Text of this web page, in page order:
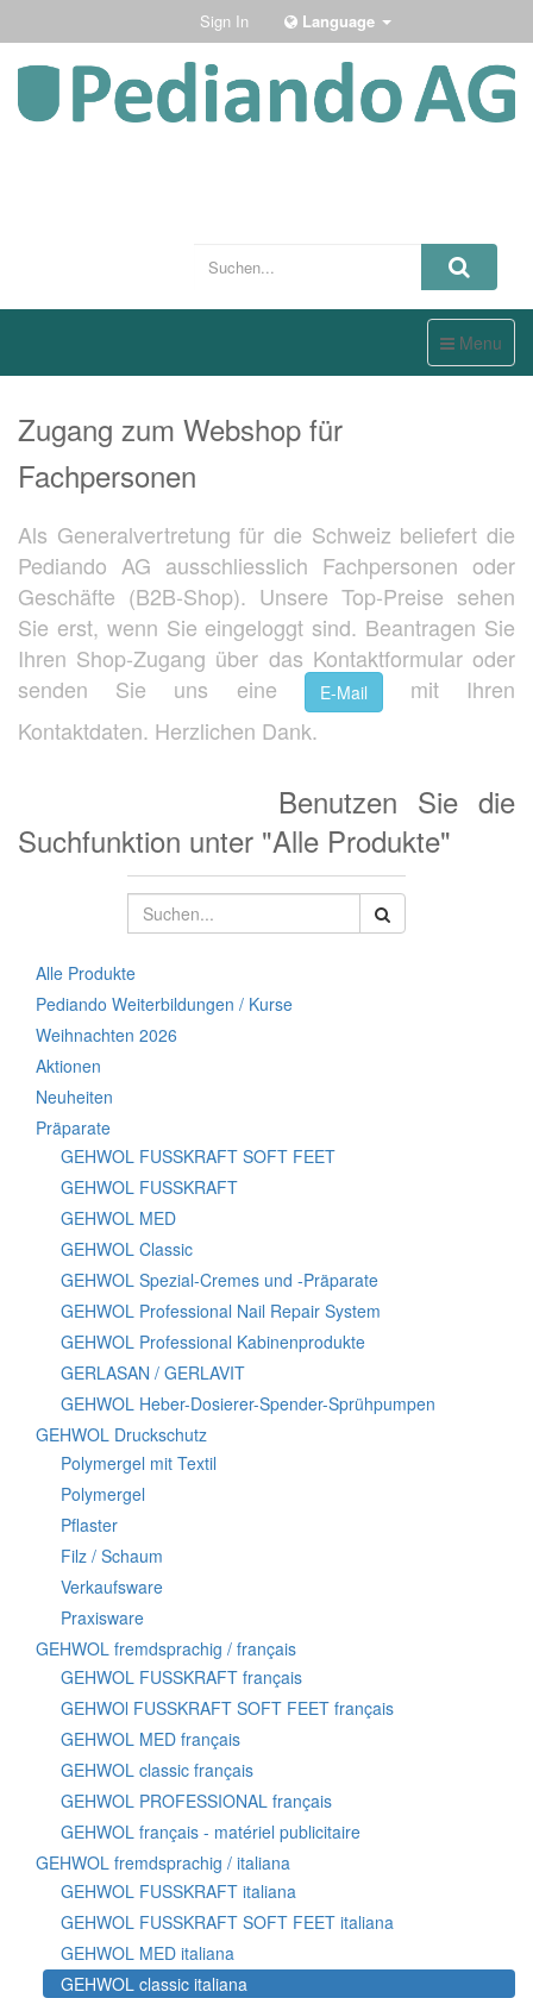
Sign In Language
Toggle
navigation
Menu
Zugang zum Webshop für
Fachpersonen
Als Generalvertretung für die Schweiz beliefert die
Pediando AG ausschliesslich Fachpersonen oder
Geschäfte (B2B-Shop). Unsere Top-Preise sehen
Sie erst, wenn Sie eingeloggt sind. Beantragen Sie
Ihren Shop-Zugang über das Kontaktformular oder
senden Sie uns eine
E-Mail
mit Ihren
Kontaktdaten. Herzlichen Dank.
Benutzen Sie die
Suchfunktion unter "Alle Produkte"
Alle Produkte
Pediando Weiterbildungen / Kurse
Weihnachten 2026
Aktionen
Neuheiten
Präparate
GEHWOL FUSSKRAFT SOFT FEET
GEHWOL FUSSKRAFT
GEHWOL MED
GEHWOL Classic
GEHWOL Spezial-Cremes und -Präparate
GEHWOL Professional Nail Repair System
GEHWOL Professional Kabinenprodukte
GERLASAN / GERLAVIT
GEHWOL Heber-Dosierer-Spender-Sprühpumpen
GEHWOL Druckschutz
Polymergel mit Textil
Polymergel
Pflaster
Filz / Schaum
Verkaufsware
Praxisware
GEHWOL fremdsprachig / français
GEHWOL FUSSKRAFT français
GEHWOl FUSSKRAFT SOFT FEET français
GEHWOL MED français
GEHWOL classic français
GEHWOL PROFESSIONAL français
GEHWOL français - matériel publicitaire
GEHWOL fremdsprachig / italiana
GEHWOL FUSSKRAFT italiana
GEHWOL FUSSKRAFT SOFT FEET italiana
GEHWOL MED italiana
GEHWOL classic italiana